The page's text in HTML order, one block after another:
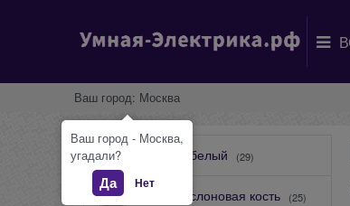
Ваш город: Москва
Intro Solo белый (29)
Intro Solo слоновая кость (25)
Ваш город - Москва,
угадали?
Да Нет